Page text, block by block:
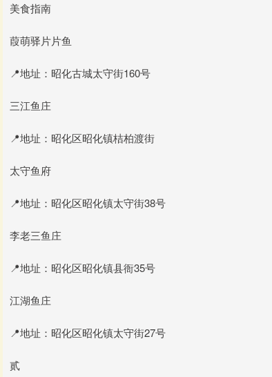
美食指南
葭萌驿片片鱼
📍地址：昭化古城太守街160号
三江鱼庄
📍地址：昭化区昭化镇桔柏渡街
太守鱼府
📍地址：昭化区昭化镇太守街38号
李老三鱼庄
📍地址：昭化区昭化镇县衙35号
江湖鱼庄
📍地址：昭化区昭化镇太守街27号
贰